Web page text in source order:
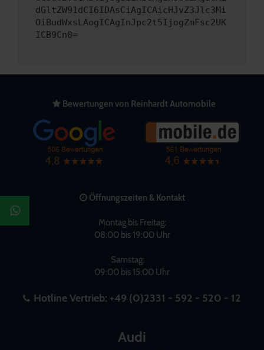
dGltZW91dCI6IDAsCiAgICAicHJvZ3Jlc3Mi
OiBudWxsLAogICAgInJpc2t5IjogZmFsc2UK
ICB9Cn0=
Bewertungen von Reinhardt Automobile
Öffnungszeiten & Kontakt
Montag bis Freitag:
08:00 bis 19:00 Uhr
Samstag:
09:00 bis 15:00 Uhr
Hotline Vertrieb: +49 (0)2331 - 592 - 520 - 12
Audi